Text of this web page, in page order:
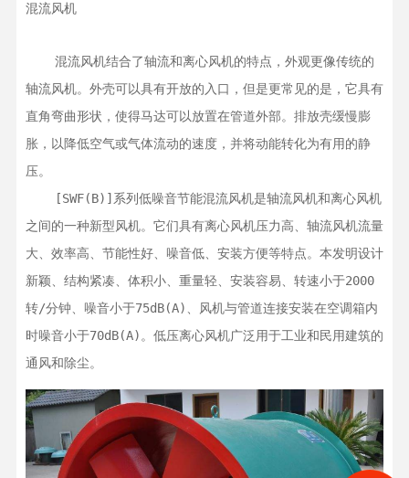
混流风机
轴流风机。外壳可以具有开放的入口，但是更常见的是，它具有
直角弯曲形状，使得马达可以放置在管道外部。排放壳缓慢膨
胀，以降低空气或气体流动的速度，并将动能转化为有用的静
压。
之间的一种新型风机。它们具有离心风机压力高、轴流风机流量
大、效率高、节能性好、噪音低、安装方便等特点。本发明设计
新颖、结构紧凑、体积小、重量轻、安装容易、转速小于2000
转/分钟、噪音小于75dB(A)、风机与管道连接安装在空调箱内
时噪音小于70dB(A)。低压离心风机广泛用于工业和民用建筑的
通风和除尘。